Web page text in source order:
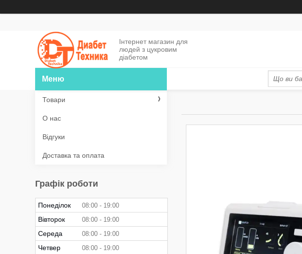
Інтернет магазин для
людей з цукровим
діабетом
Товари
О нас
Відгуки
Доставка та оплата
Графік роботи
Понеділок 08:00 19:00
Вівторок 08:00 19:00
Середа 08:00 19:00
Четвер 08:00 19:00